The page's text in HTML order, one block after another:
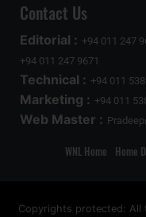
Contact Us
Editorial : +94 011 247
+94 011 247 9671
Technical : +94 011
Marketing : +94 011
Web Master :
WNL Home Home
Copyrights protected: All